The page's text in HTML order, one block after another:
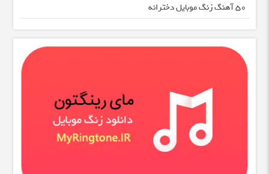
50 آهنگ زنگ موبایل دخترانه